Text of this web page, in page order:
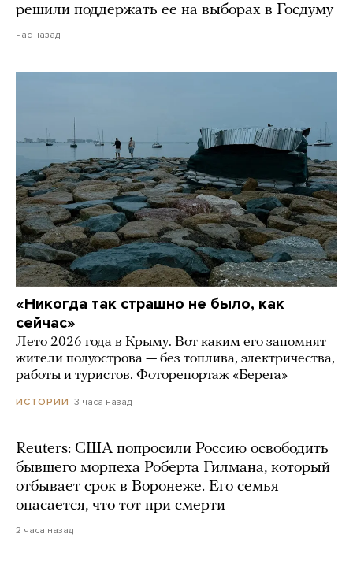
решили поддержать ее на выборах в Госдуму
час назад
«Никогда так страшно не было, как
сейчас»
Лето 2026 года в Крыму. Вот каким его запомнят
жители полуострова — без топлива, электричества,
работы и туристов. Фоторепортаж «Берега»
ИСТОРИИ 3 часа назад
Reuters: США попросили Россию освободить
бывшего морпеха Роберта Гилмана, который
отбывает срок в Воронеже. Его семья
опасается, что тот при смерти
2 часа назад